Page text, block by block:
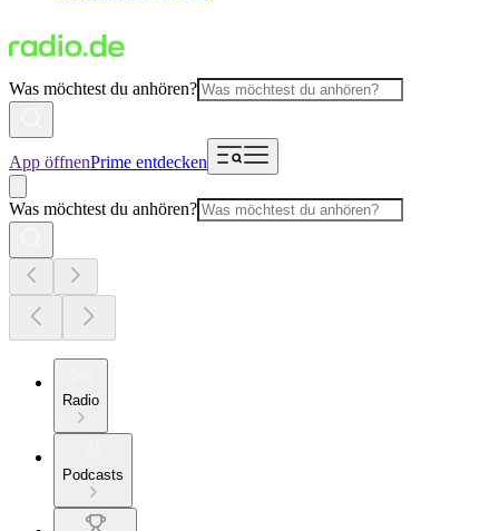
Was möchtest du anhören?
App öffnenPrime entdecken
Was möchtest du anhören?
Radio
Podcasts